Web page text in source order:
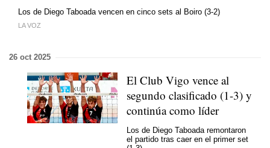
Los de Diego Taboada vencen en cinco sets al Boiro (3-2)
LA VOZ
26 oct 2025
El Club Vigo vence al
segundo clasificado (1-3) y
continúa como líder
Los de Diego Taboada remontaron
el partido tras caer en el primer set